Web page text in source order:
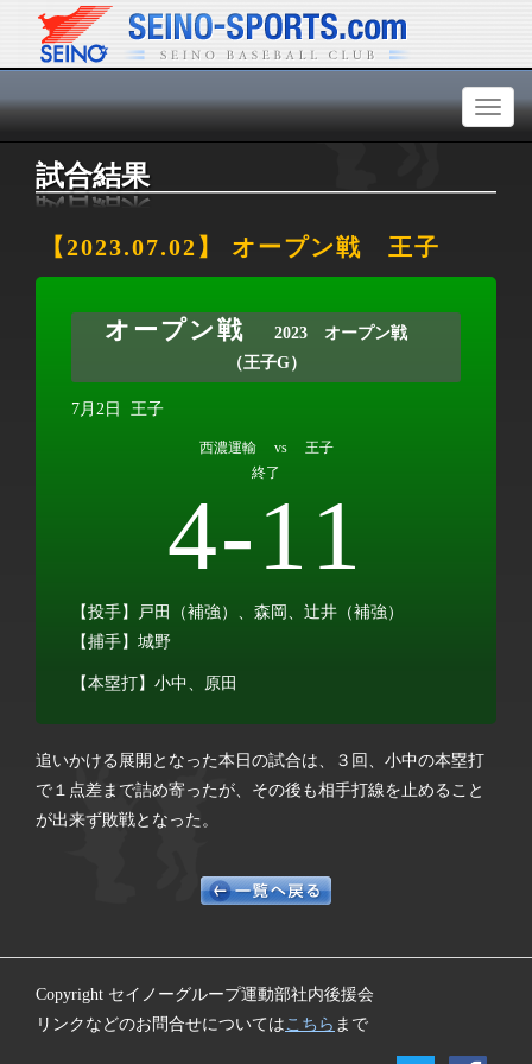
Toggle
試合結果
【2023.07.02】 オープン戦 王子
オープン戦
2023 オープン戦
（王子G）
7月2日 王子
西濃運輸 vs 王子
終了
4-11
【投手】戸田（補強）、森岡、辻井（補強）
【捕手】城野
【本塁打】小中、原田
追いかける展開となった本日の試合は、３回、小中の本塁打
で１点差まで詰め寄ったが、その後も相手打線を止めること
が出来ず敗戦となった。
Copyright セイノーグループ運動部社内後援会
リンクなどのお問合せについてはこちら まで